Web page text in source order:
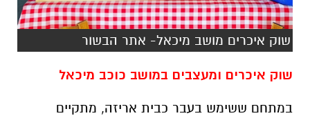
שוק איכרים מושב מיכאל- אתר הבשור
שוק איכרים ומעצבים במושב כוכב מיכאל
במתחם ששימש בעבר כבית אריזה, מתקיים